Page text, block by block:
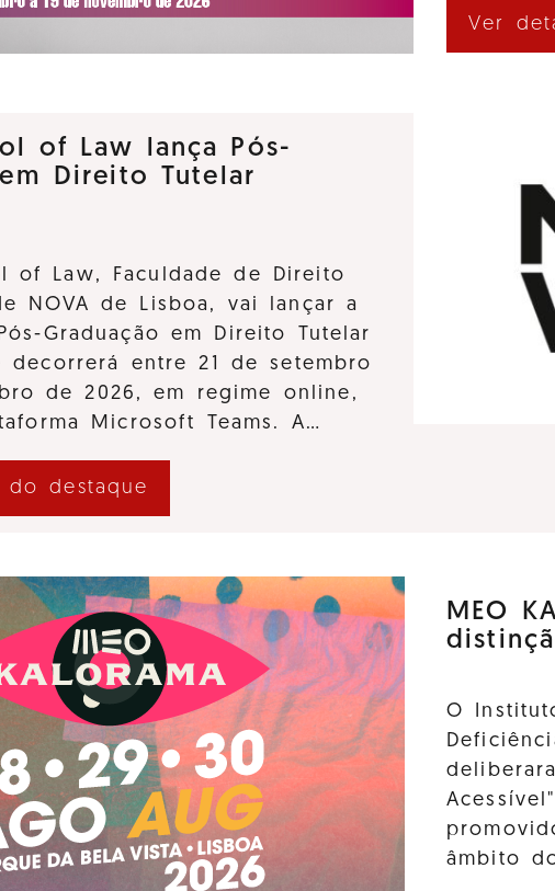
Ver
of Law lança Pós-
Direito Tutelar
of Law, Faculdade de Direito
NOVA de Lisboa, vai lançar a
Graduação em Direito Tutelar
decorrerá entre 21 de setembro
de 2026, em regime online,
Microsoft Teams. A…
do destaque
MEO
O
âmbito